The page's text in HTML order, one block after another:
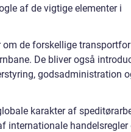
af de vigtige elementer i
de forskellige
De bliver også
godsadministration
karakter af
internationale handelsregler